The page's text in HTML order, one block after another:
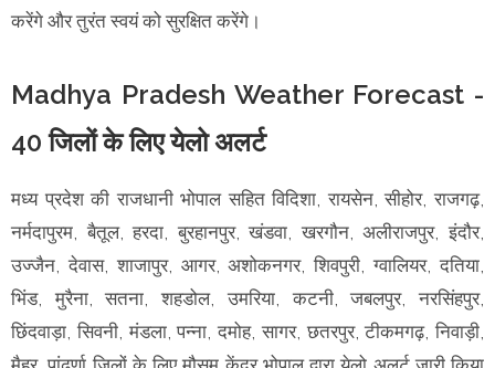
करेंगे और तुरंत स्वयं को सुरक्षित करेंगे।
Madhya Pradesh Weather Forecast -
40 जिलों के लिए येलो अलर्ट
मध्य प्रदेश की राजधानी भोपाल सहित विदिशा, रायसेन, सीहोर, राजगढ़,
नर्मदापुरम, बैतूल, हरदा, बुरहानपुर, खंडवा, खरगौन, अलीराजपुर, इंदौर,
उज्जैन, देवास, शाजापुर, आगर, अशोकनगर, शिवपुरी, ग्वालियर, दतिया,
भिंड, मुरैना, सतना, शहडोल, उमरिया, कटनी, जबलपुर, नरसिंहपुर,
छिंदवाड़ा, सिवनी, मंडला, पन्ना, दमोह, सागर, छतरपुर, टीकमगढ़, निवाड़ी,